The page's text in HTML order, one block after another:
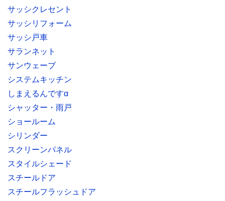
サッシクレセント
サッシリフォーム
サッシ戸車
サランネット
サンウェーブ
システムキッチン
しまえるんですα
シャッター・雨戸
ショールーム
シリンダー
スクリーンパネル
スタイルシェード
スチールドア
スチールフラッシュドア